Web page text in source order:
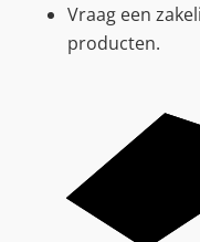
Vraag een
producten.